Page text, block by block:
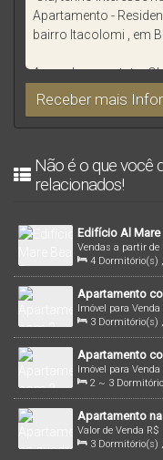
Não é o que você
relacionados!
Edifício Al
4 suítes à
Vendas a partir de
Catarina, Brasil
4 Dormitório(s) ,
Sala(s) , 4
Apartamento
Piçarras
Imóvel para Venda
Santa Catarina,
3 Dormitório(s) ,
,
3 Suíte(s) ,
Distância do Mar ,
Apartamento
Imóvel para Venda
Santa Catarina,
2 ~ 3
197.00m² , 2 ~ 3
Mar
Apartamento
Itacolomi -
R$
Valor de Venda
Catarina, Brasil
3 Dormitório(s) ,